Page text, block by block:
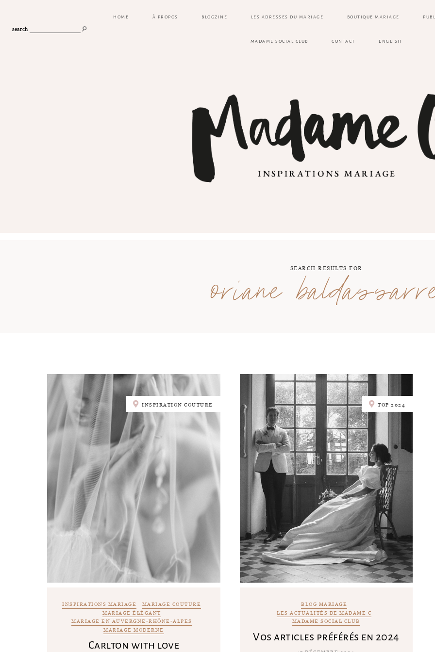
search
HOME À PROPOS BLOGZINE LES ADRESSES DU MARIAGE BOUTIQUE MARIAGE
MADAME SOCIAL CLUB CONTACT ENGLISH
SEARCH RESULTS FOR
oriane
INSPIRATION COUTURE
INSPIRATIONS MARIAGE
MARIAGE COUTURE
MARIAGE ÉLÉGANT
MARIAGE EN AUVERGNE-RHÔNE-ALPES
MARIAGE MODERNE
Carlton with love
TOP 2024
BLOG MARIAGE
LES ACTUALITÉS DE MADAME C
MADAME SOCIAL CLUB
Vos articles préférés en 2024